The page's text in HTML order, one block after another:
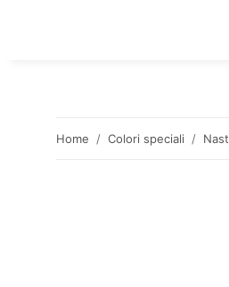
Home Colori speciali